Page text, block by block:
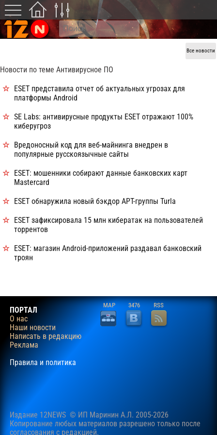
Все новости
Новости по теме Антивирусное ПО
ESET представила отчет об актуальных угрозах для
платформы Android
SE Labs: антивирусные продукты ESET отражают 100%
киберугроз
Вредоносный код для веб-майнинга внедрен в
популярные русскоязычные сайты
ESET: мошенники собирают данные банковских карт
Mastercard
ESET обнаружила новый бэкдор АРТ-группы Turla
ESET зафиксировала 15 млн кибератак на пользователей
торрентов
ESET: магазин Android-приложений раздавал банковский
троян
ПОРТАЛ
О нас
Наши новости
Написать в редакцию
Реклама
Правила и политика
MAP 3476 RSS
Издание 12NEWS © ИП Маринин А.Л. 2005-2026
Копирование любых материалов разрешено только после
согласования c редакцией.